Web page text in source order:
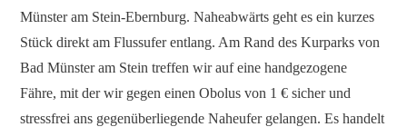
Münster am Stein-Ebernburg. Naheabwärts geht es ein kurzes
Stück direkt am Flussufer entlang. Am Rand des Kurparks von
Bad Münster am Stein treffen wir auf eine handgezogene
Fähre, mit der wir gegen einen Obolus von 1 € sicher und
stressfrei ans gegenüberliegende Naheufer gelangen. Es handelt